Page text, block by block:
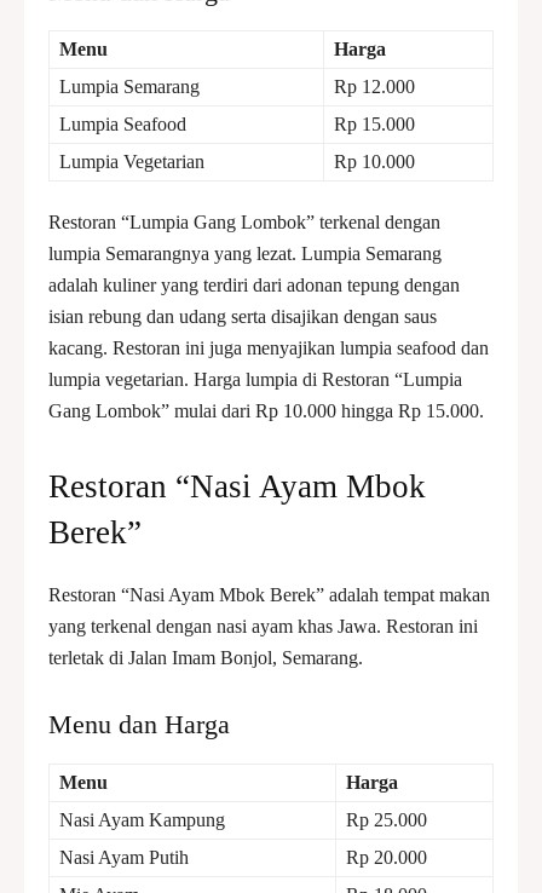
Menu
Harga
Lumpia Semarang
Rp 12.000
Lumpia Seafood
Rp 15.000
Lumpia Vegetarian
Rp 10.000
Restoran “Lumpia Gang Lombok” terkenal dengan
lumpia Semarangnya yang lezat. Lumpia Semarang
adalah kuliner yang terdiri dari adonan tepung dengan
isian rebung dan udang serta disajikan dengan saus
kacang. Restoran ini juga menyajikan lumpia seafood dan
lumpia vegetarian. Harga lumpia di Restoran “Lumpia
Gang Lombok” mulai dari Rp 10.000 hingga Rp 15.000.
Restoran “Nasi Ayam Mbok
Berek”
Restoran “Nasi Ayam Mbok Berek” adalah tempat makan
yang terkenal dengan nasi ayam khas Jawa. Restoran ini
terletak di Jalan Imam Bonjol, Semarang.
Menu dan Harga
Menu
Harga
Nasi Ayam Kampung
Rp 25.000
Nasi Ayam Putih
Rp 20.000